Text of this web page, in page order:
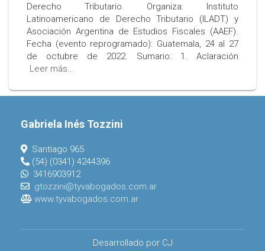
Derecho Tributario. Organiza: Instituto
Latinoamericano de Derecho Tributario (ILADT) y
Asociación Argentina de Estudios Fiscales (AAEF).
Fecha (evento reprogramado): Guatemala, 24 al 27
de octubre de 2022. Sumario: 1. Aclaración
Leer más…
Gabriela Inés Tozzini
Santiago 965
(54) (0341) 4244396
3416903912
gtozzini@tyvabogados.com.ar
www.tyvabogados.com.ar
Desarrollado por CJ